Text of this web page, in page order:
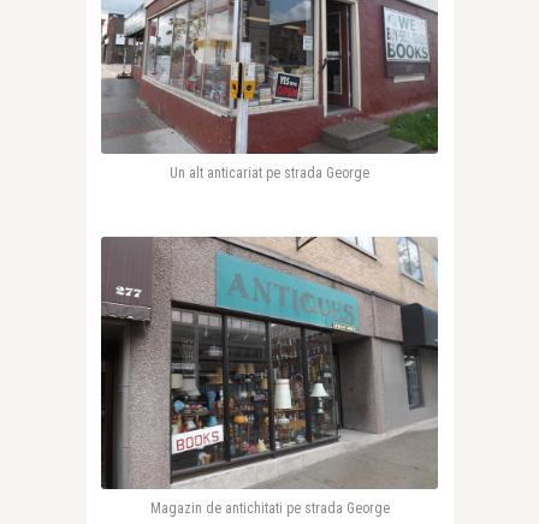
Un alt anticariat pe strada George
Magazin de antichitati pe strada George